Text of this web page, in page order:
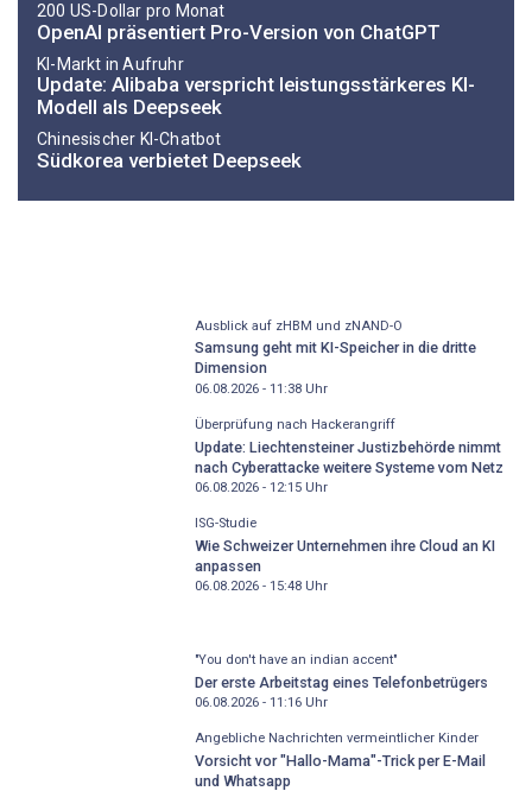
200 US-Dollar pro Monat
OpenAI präsentiert Pro-Version von ChatGPT
KI-Markt in Aufruhr
Update: Alibaba verspricht leistungsstärkeres KI-
Modell als Deepseek
Chinesischer KI-Chatbot
Südkorea verbietet Deepseek
Ausblick auf zHBM und zNAND-O
Samsung geht mit KI-Speicher in die dritte
Dimension
06.08.2026 - 11:38Uhr
Überprüfung nach Hackerangriff
Update: Liechtensteiner Justizbehörde nimmt
nach Cyberattacke weitere Systeme vom Netz
06.08.2026 - 12:15Uhr
ISG-Studie
Wie Schweizer Unternehmen ihre Cloud an KI
anpassen
06.08.2026 - 15:48Uhr
"You don't have an indian accent"
Der erste Arbeitstag eines Telefonbetrügers
06.08.2026 - 11:16Uhr
Angebliche Nachrichten vermeintlicher Kinder
Vorsicht vor "Hallo-Mama"-Trick per E-Mail
und Whatsapp